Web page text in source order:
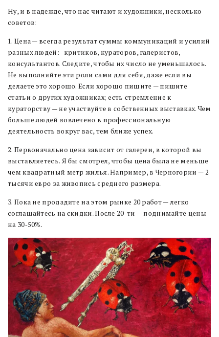
Ну, и в надежде, что нас читают и художники, несколько
советов:
1. Цена — всегда результат суммы коммуникаций и усилий
разных людей:
критиков, кураторов, галеристов,
консультантов. Следите, чтобы их число не уменьшалось.
Не выполняйте эти роли сами для себя, даже если вы
делаете это хорошо. Если хорошо пишите — пишите
статьи о других художниках; есть стремление к
кураторству — не участвуйте в собственных выставках. Чем
больше людей вовлечено в профессиональную
деятельность вокруг вас, тем ближе успех.
2. Первоначально цена зависит от галереи, в которой вы
выставляетесь. Я бы смотрел, чтобы цена была не меньше
чем квадратный метр жилья. Например, в Черногории — 2
тысячи евро за живопись среднего размера.
3. Пока не продадите на этом рынке 20 работ — легко
соглашайтесь на скидки. После 20-ти — поднимайте цены
на 30-50%.